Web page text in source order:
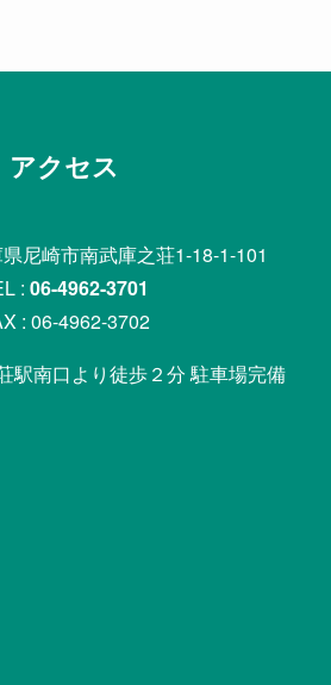
アクセス
尼崎市南武庫之荘1-18-1-101
: 06-4962-3701
: 06-4962-3702
駅南口より徒歩２分 駐車場完備